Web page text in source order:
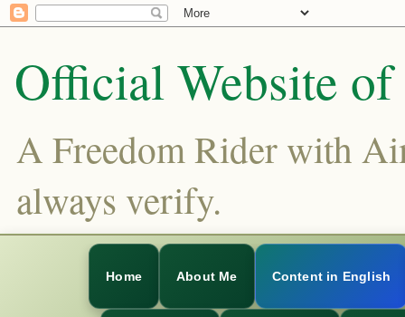
Official Website
A Freedom Rider with
always verify.
Home About Me Content in English